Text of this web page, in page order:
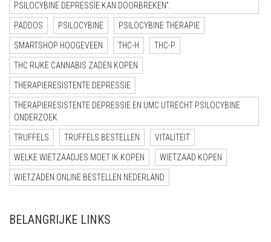
PSILOCYBINE DEPRESSIE KAN DOORBREKEN”.
PADDOS PSILOCYBINE PSILOCYBINE THERAPIE
SMARTSHOP HOOGEVEEN THC-H THC-P
THC RIJKE CANNABIS ZADEN KOPEN
THERAPIERESISTENTE DEPRESSIE
THERAPIERESISTENTE DEPRESSIE EN UMC UTRECHT PSILOCYBINE
ONDERZOEK
TRUFFELS TRUFFELS BESTELLEN VITALITEIT
WELKE WIETZAADJES MOET IK KOPEN WIETZAAD KOPEN
WIETZADEN ONLINE BESTELLEN NEDERLAND
BELANGRIJKE LINKS